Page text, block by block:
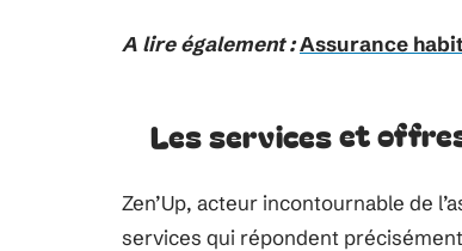
A lire également :Assurance
Les services et
Zen’Up, acteur incontournable de
services qui répondent